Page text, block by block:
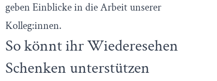
geben Einblicke in die Arbeit unserer
Kolleg:innen.
So könnt ihr Wiederesehen
Schenken unterstützen